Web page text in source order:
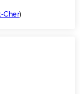
Cher)